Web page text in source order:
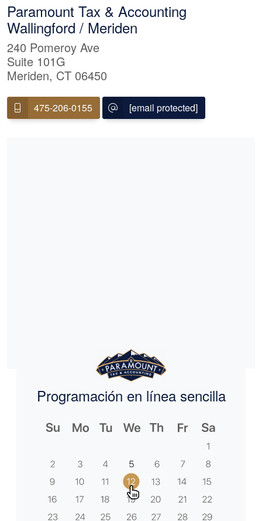
Paramount Tax & Accounting
Wallingford / Meriden
240 Pomeroy Ave
Suite 101G
Meriden, CT 06450
475-206-0155 [email protected]
Programación en línea sencilla